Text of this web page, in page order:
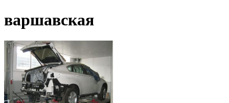
варшавская